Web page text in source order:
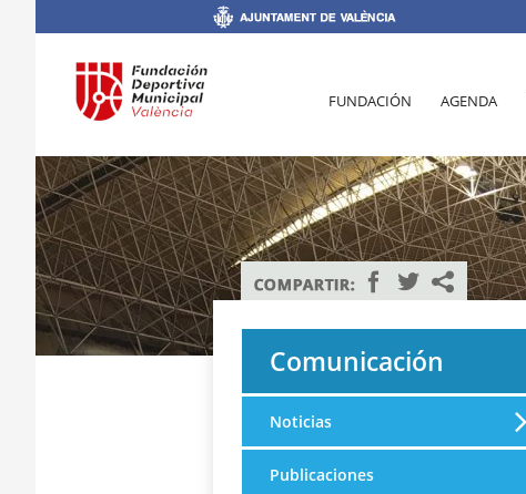
FUNDACIÓN AGENDA
Comunicación
Noticias
Publicaciones